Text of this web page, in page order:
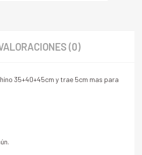
(0)
35+40+45cm y trae 5cm mas para